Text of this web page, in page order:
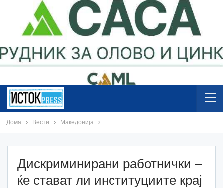
Дома Вести Македонија
Дискриминирани работнички –
ќе стават ли институциите крај